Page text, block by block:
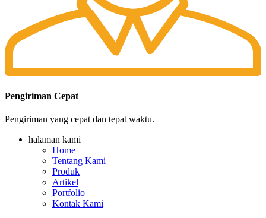
Pengiriman Cepat
Pengiriman yang cepat dan tepat waktu.
halaman kami
Home
Tentang Kami
Produk
Artikel
Portfolio
Kontak Kami